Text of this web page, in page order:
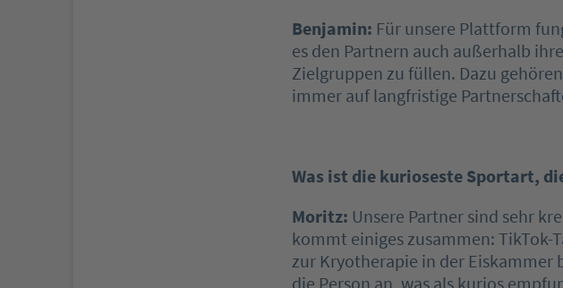
Benjamin: Für unsere Plattform
es den Partnern auch außerhalb
Zielgruppen zu füllen. Dazu
immer auf langfristige
Was ist die kurioseste Sportart,
Moritz: Unsere Partner sind sehr
kommt einiges zusammen: TikTok-
zur Kryotherapie in der Eiskammer
die Person an, was als kurios